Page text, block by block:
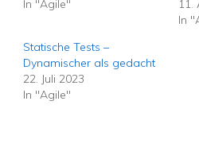
In "Agile"
11.
In
Statische Tests –
Dynamischer als gedacht
22. Juli 2023
In "Agile"